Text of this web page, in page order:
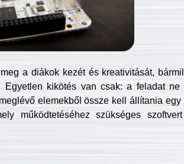
a diákok kezét és kreativitását,
Egyetlen kikötés van csak: a feladat ne
elemekből össze kell állítania egy
működtetéséhez szükséges